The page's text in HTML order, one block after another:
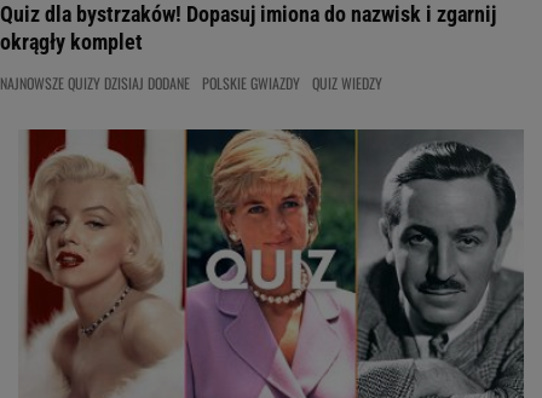
Quiz dla bystrzaków! Dopasuj imiona do nazwisk i zgarnij
okrągły komplet
NAJNOWSZE QUIZY DZISIAJ DODANE POLSKIE GWIAZDY QUIZ WIEDZY